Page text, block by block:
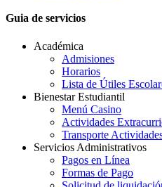
Guia de servicios
Académica
Admisiones
Horarios
Lista de Útiles
Bienestar Estudiantil
Menú Casino
Actividades
Transporte
Servicios Administrativos
Pagos en Línea
Formas de Pago